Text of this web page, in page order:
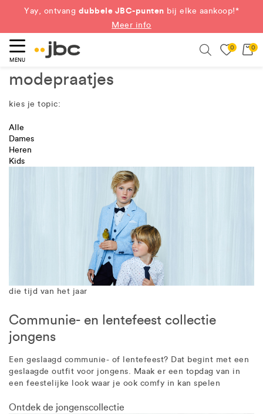
RONDE PRIJZENvanaf €5, €10, €15...
Shop nu
Yay, ontvangdubbele JBC-punten
bij elke aankoop!*
MENU
0 0
modepraatjes
kies je topic:
Alle
Dames
Heren
Kids
die tijd van het jaar
Communie- en lentefeest collectie
jongens
Een geslaagd communie- of lentefeest? Dat begint met een
geslaagde outfit voor jongens. Maak er een topdag van in
een feestelijke look waar je ook comfy in kan spelen
Ontdek de jongenscollectie